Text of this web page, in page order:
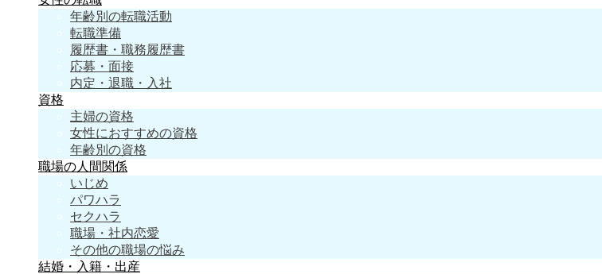
年齢別の転職活動
転職準備
履歴書・職務履歴書
応募・面接
内定・退職・入社
資格
主婦の資格
女性におすすめの資格
年齢別の資格
職場の人間関係
いじめ
パワハラ
セクハラ
職場・社内恋愛
その他の職場の悩み
結婚・入籍・出産